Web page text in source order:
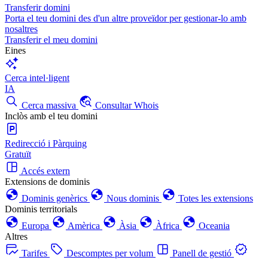
Transferir domini
Porta el teu domini des d'un altre proveïdor per gestionar-lo amb
nosaltres
Transferir el meu domini
Eines
Cerca intel·ligent
IA
Cerca massiva
Consultar Whois
Inclòs amb el teu domini
Redirecció i Pàrquing
Gratuït
Accés extern
Extensions de dominis
Dominis genèrics
Nous dominis
Totes les extensions
Dominis territorials
Europa
Amèrica Àsia Àfrica
Oceania
Altres
Tarifes
Descomptes per volum
Panell de gestió